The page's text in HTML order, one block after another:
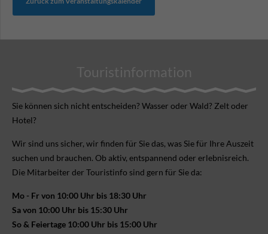
Touristinformation
Sie können sich nicht ent­scheiden? Wasser oder Wald? Zelt oder
Hotel?
Wir sind uns sicher, wir finden für Sie das, was Sie für Ihre Aus­zeit
suchen und brauchen. Ob aktiv, ent­spannend oder erlebnis­reich.
Die Mitarbeiter der Touristinfo sind gern für Sie da:
Mo - Fr von 10:00 Uhr bis 18:30 Uhr
Sa von 10:00 Uhr bis 15:30 Uhr
So & Feiertage 10:00 Uhr bis 15:00 Uhr